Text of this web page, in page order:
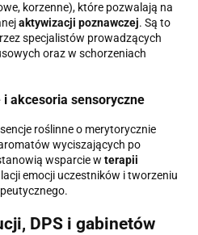
korzenne), które pozwalają na
aktywizacji poznawczej. Są to
specjalistów prowadzących
oraz w schorzeniach
akcesoria sensoryczne
roślinne o merytorycznie
wyciszających po
wsparcie w terapii
emocji uczestników i tworzeniu
DPS i gabinetów